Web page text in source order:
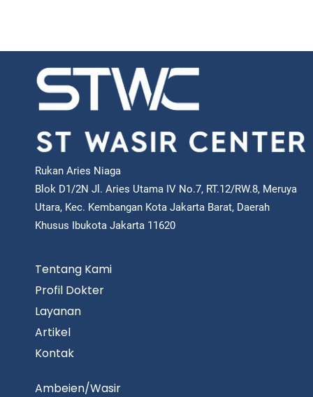
Rukan Aries Niaga
Blok D1/2N Jl. Aries Utama IV No.7, RT.12/RW.8, Meruya
Utara, Kec. Kembangan Kota Jakarta Barat, Daerah
Khusus Ibukota Jakarta 11620
Tentang Kami
Profil Dokter
Layanan
Artikel
Kontak
Ambeien/Wasir